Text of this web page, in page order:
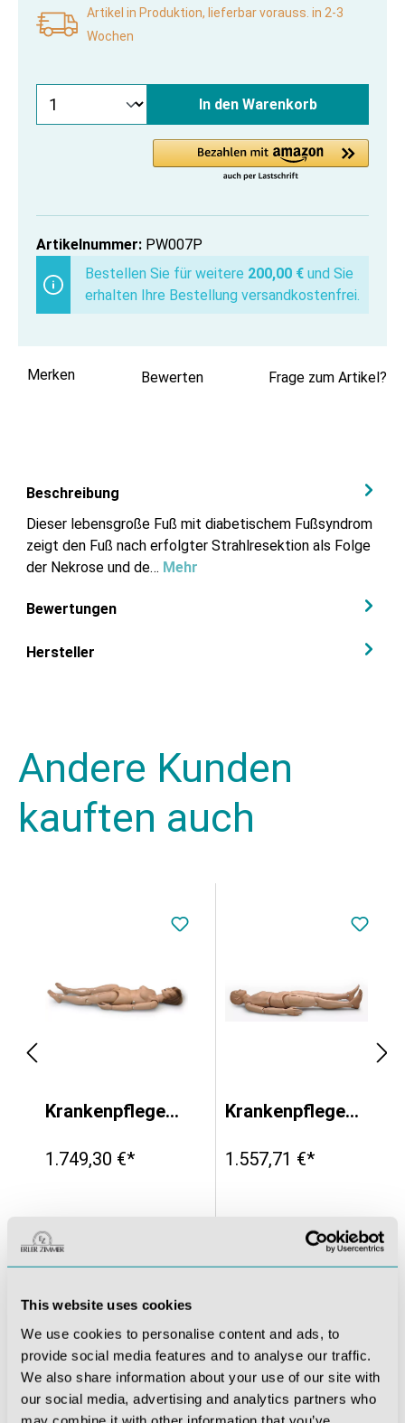
This website uses cookies
We use cookies to personalise content and ads, to
provide social media features and to analyse our traffic.
We also share information about your use of our site with
our social media, advertising and analytics partners who
Artikel in Produktion, lieferbar vorauss. in 2-3
Wochen
In den Warenkorb
Artikelnummer: PW007P
Bestellen Sie für weitere 200,00 € und Sie
erhalten Ihre Bestellung versandkostenfrei.
Merken Bewerten Frage zum Artikel?
Beschreibung
Dieser lebensgroße Fuß mit diabetischem Fußsyndrom
zeigt den Fuß nach erfolgter Strahlresektion als Folge
der Nekrose und de… Mehr
Bewertungen
Hersteller
Andere Kunden
kauften auch
Krankenpflegepuppe, Basisausführung (weiblich)
1.749,30 €*
Krankenpflegepuppe, Basisausführung (männlich)
1.557,71 €*